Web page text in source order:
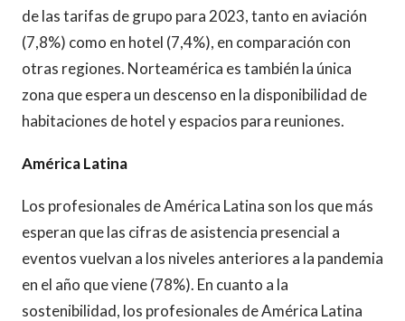
de las tarifas de grupo para 2023, tanto en aviación
(7,8%) como en hotel (7,4%), en comparación con
otras regiones. Norteamérica es también la única
zona que espera un descenso en la disponibilidad de
habitaciones de hotel y espacios para reuniones.
América Latina
Los profesionales de América Latina son los que más
esperan que las cifras de asistencia presencial a
eventos vuelvan a los niveles anteriores a la pandemia
en el año que viene (78%). En cuanto a la
sostenibilidad, los profesionales de América Latina